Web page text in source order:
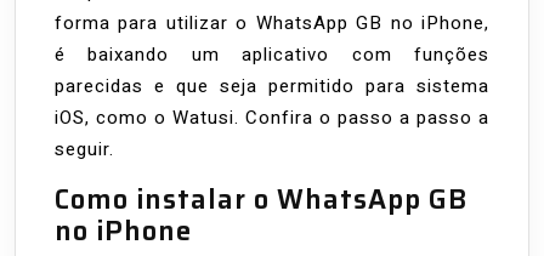
forma para utilizar o WhatsApp GB no iPhone,
é baixando um aplicativo com funções
parecidas e que seja permitido para sistema
iOS, como o Watusi. Confira o passo a passo a
seguir.
Como instalar o WhatsApp GB
no iPhone